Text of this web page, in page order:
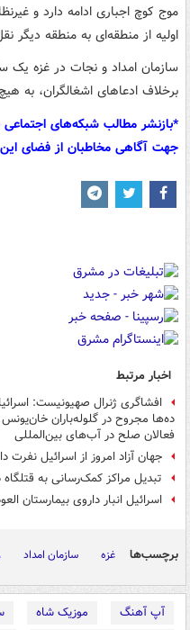
موج کوچ اجباری ادامه دارد و
اولیه از منطقه‌ای به منطقه دیگر
سازمان امداد و نجات در غزه یک
برخلاف ادعاهای اشغالگران، به
*بازنشر مطالب شبکه‌های
جهت آگاهی مخاطبان از فضای
اخبار مرتبط
افشاگری ژنرال صهیونیست:
ده‌ها مجروح در گلوله‌باران خان‌یونس
فعالان صلح در آب‌های بین‌المللی
جهان آزاد امروز از اسرائیل نفرت
تبدیل مراکز کمک‌رسانی به قتلگاه
اسرائیل انبار داروی بیمارستان
برچسب‌ها غزه سازمان امداد
آپ آهنگ موزیک شاه